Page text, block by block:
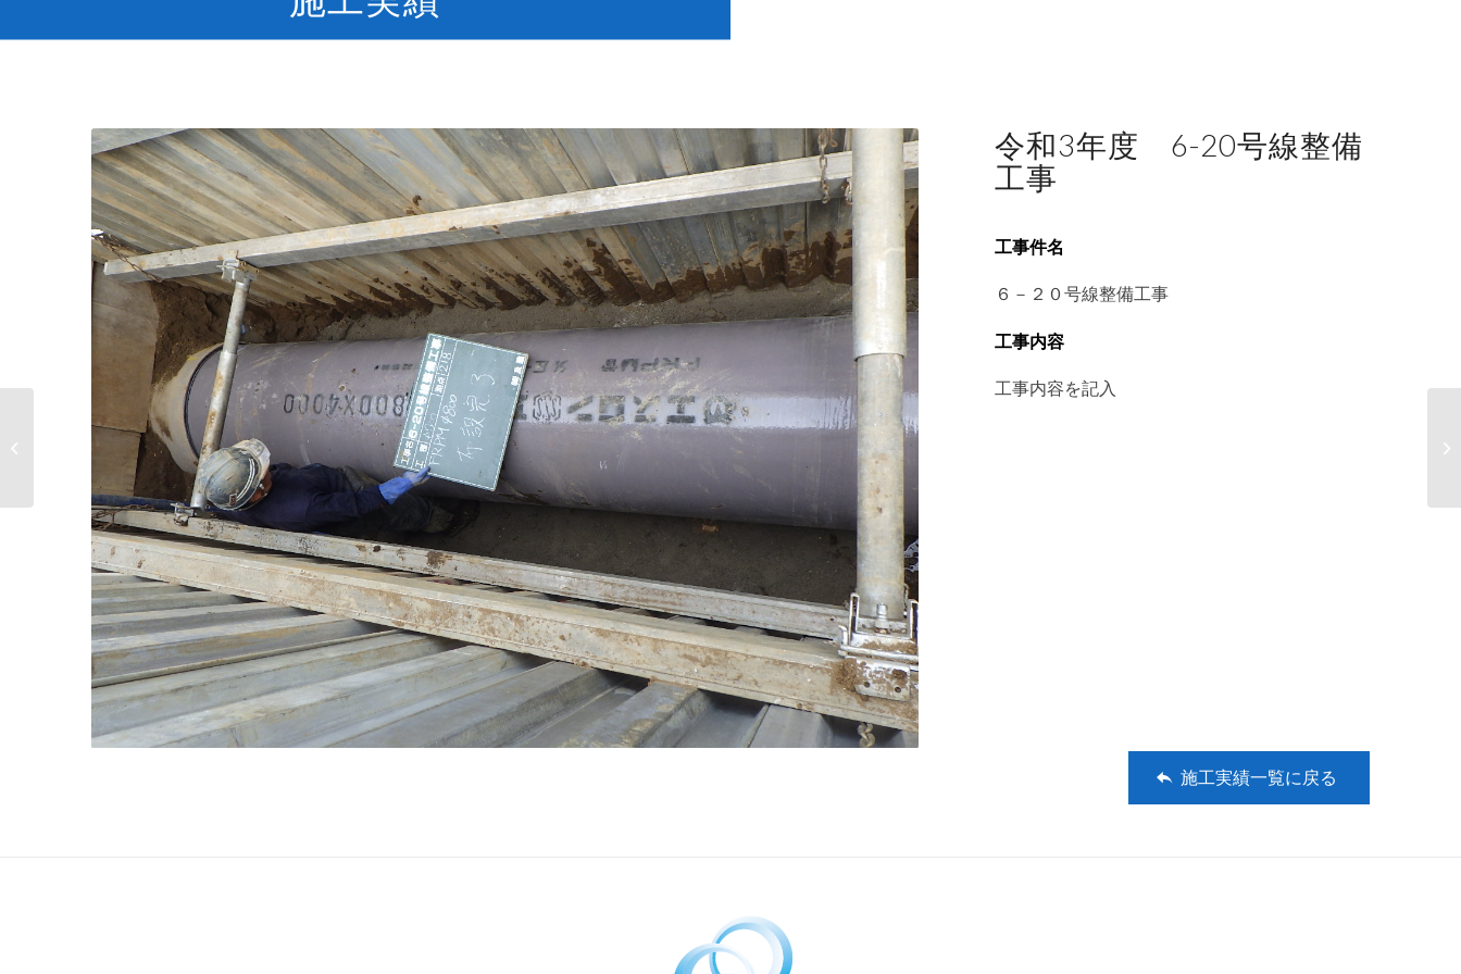
令和3年度 6-20号線整備
工事
工事件名
６－２０号線整備工事
工事内容
工事内容を記入
施工実績一覧に戻る
令和3年度 6-26号線整